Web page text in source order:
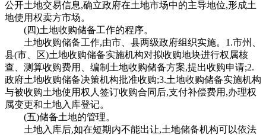
公开土地交易信息,确立政府在土地市场中的主导地位,形成土
地使用权卖方市场。
(四)土地收购储备工作的程序。
土地收购储备工作,由市、县两级政府组织实施。1.市州、
县(市、区)土地收购储备实施机构对拟收购地块进行权属核
查、测算收购费用、编制土地收购储备方案,提出收购申请;2.
政府土地收购储备决策机构批准收购;3.土地收购储备实施机构
与被收购土地使用权人签订收购合同后,支付补偿费用,办理权
属变更和土地入库登记。
(五)储备土地的管理。
土地入库后,如在短期内不能出让,土地储备机构可以依法